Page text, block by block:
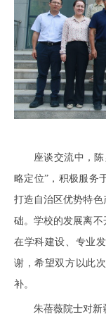
座谈交流中，
略定位”，积极服务
打造自治区优势特
础。学校的发展离
在学科建设、专业
谢，希望双方以此
补。
朱蓓薇院士对新